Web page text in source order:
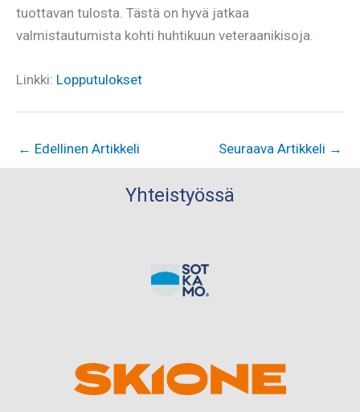
tuottavan tulosta. Tästä on hyvä jatkaa
valmistautumista kohti huhtikuun veteraanikisoja.
Linkki: Lopputulokset
← Edellinen Artikkeli Seuraava Artikkeli →
Yhteistyössä